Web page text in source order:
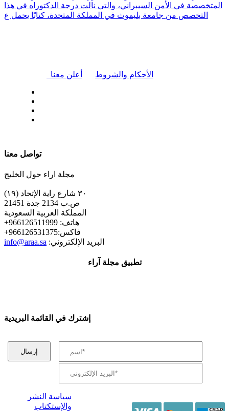
المتخصصة في الأمن السيبراني، والتي نالت درجة الدكتوراه في هذا
التخصص من جامعة بليموث في المملكة المتحدة، كتابًا يحمل ع
أعلن معنا الأحكام والشروط
تواصل معنا
مجلة اراء حول الخليج
٣٠ شارع راية الإتحاد (١٩)
ص.ب 2134 جدة 21451
المملكة العربية السعودية
+هاتف: 966126511999
+فاكس:966126531375
info@araa.sa :البريد الإلكتروني
تطبيق مجلة آراء
إشترك في القائمة البريدية
سياسة النشر
والإستكتاب